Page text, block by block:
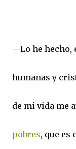
—Lo he hecho,
humanas y
de mi vida me
pobres, que es